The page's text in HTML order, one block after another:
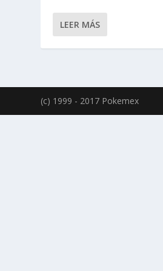
LEER MÁS
(c) 1999 - 2017 Pokemex